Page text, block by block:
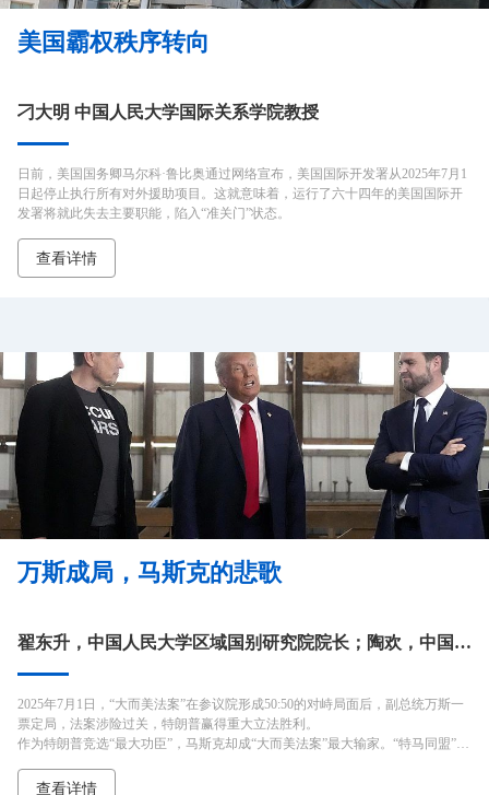
美国霸权秩序转向
刁大明 中国人民大学国际关系学院教授
日前，美国国务卿马尔科·鲁比奥通过网络宣布，美国国际开发署从2025年7月1
日起停止执行所有对外援助项目。这就意味着，运行了六十四年的美国国际开
发署将就此失去主要职能，陷入“准关门”状态。
查看详情
万斯成局，马斯克的悲歌
翟东升，中国人民大学区域国别研究院院长；陶欢，中国人民大学区域国别研究院助理研究员。
2025年7月1日，“大而美法案”在参议院形成50:50的对峙局面后，副总统万斯一
票定局，法案涉险过关，特朗普赢得重大立法胜利。
作为特朗普竞选“最大功臣”，马斯克却成“大而美法案”最大输家。“特马同盟”彻
落选，甚至组建“美国党”，颠覆美国原有的政治格局和权力潜规则。
查看详情